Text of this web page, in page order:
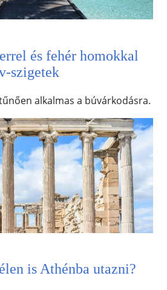
és fehér homokkal
szigetek
alkalmas a búvárkodásra.
is Athénba utazni?